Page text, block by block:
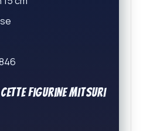
figurine Mitsuri